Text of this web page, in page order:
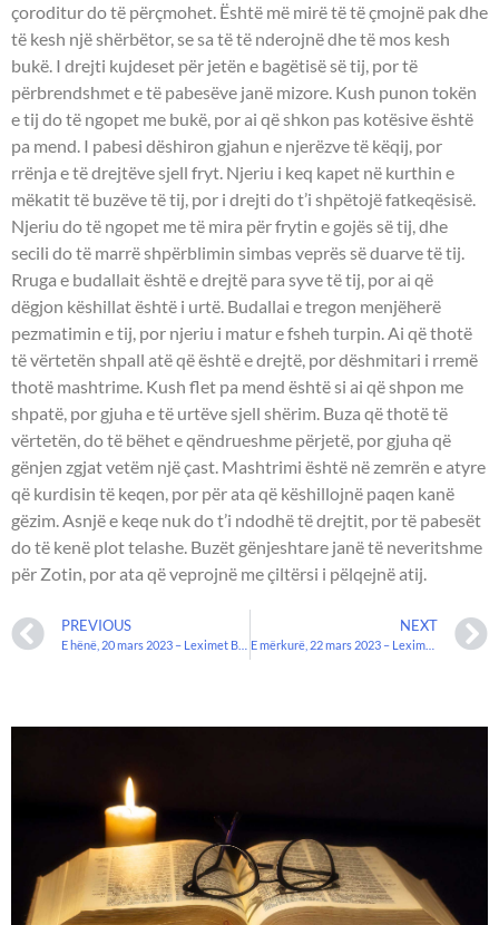
çoroditur do të përçmohet. Është më mirë të të çmojnë pak dhe
të kesh një shërbëtor, se sa të të nderojnë dhe të mos kesh
bukë. I drejti kujdeset për jetën e bagëtisë së tij, por të
përbrendshmet e të pabesëve janë mizore. Kush punon tokën
e tij do të ngopet me bukë, por ai që shkon pas kotësive është
pa mend. I pabesi dëshiron gjahun e njerëzve të këqij, por
rrënja e të drejtëve sjell fryt. Njeriu i keq kapet në kurthin e
mëkatit të buzëve të tij, por i drejti do t’i shpëtojë fatkeqësisë.
Njeriu do të ngopet me të mira për frytin e gojës së tij, dhe
secili do të marrë shpërblimin simbas veprës së duarve të tij.
Rruga e budallait është e drejtë para syve të tij, por ai që
dëgjon këshillat është i urtë. Budallai e tregon menjëherë
pezmatimin e tij, por njeriu i matur e fsheh turpin. Ai që thotë
të vërtetën shpall atë që është e drejtë, por dëshmitari i rremë
thotë mashtrime. Kush flet pa mend është si ai që shpon me
shpatë, por gjuha e të urtëve sjell shërim. Buza që thotë të
vërtetën, do të bëhet e qëndrueshme përjetë, por gjuha që
gënjen zgjat vetëm një çast. Mashtrimi është në zemrën e atyre
që kurdisin të keqen, por për ata që këshillojnë paqen kanë
gëzim. Asnjë e keqe nuk do t’i ndodhë të drejtit, por të pabesët
do të kenë plot telashe. Buzët gënjeshtare janë të neveritshme
për Zotin, por ata që veprojnë me çiltërsi i pëlqejnë atij.
PREVIOUS NEXT
E mërkurë, 22 mars 2023 – Leximet biblike.